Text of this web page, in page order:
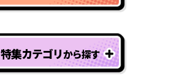
特集カテゴリから探す